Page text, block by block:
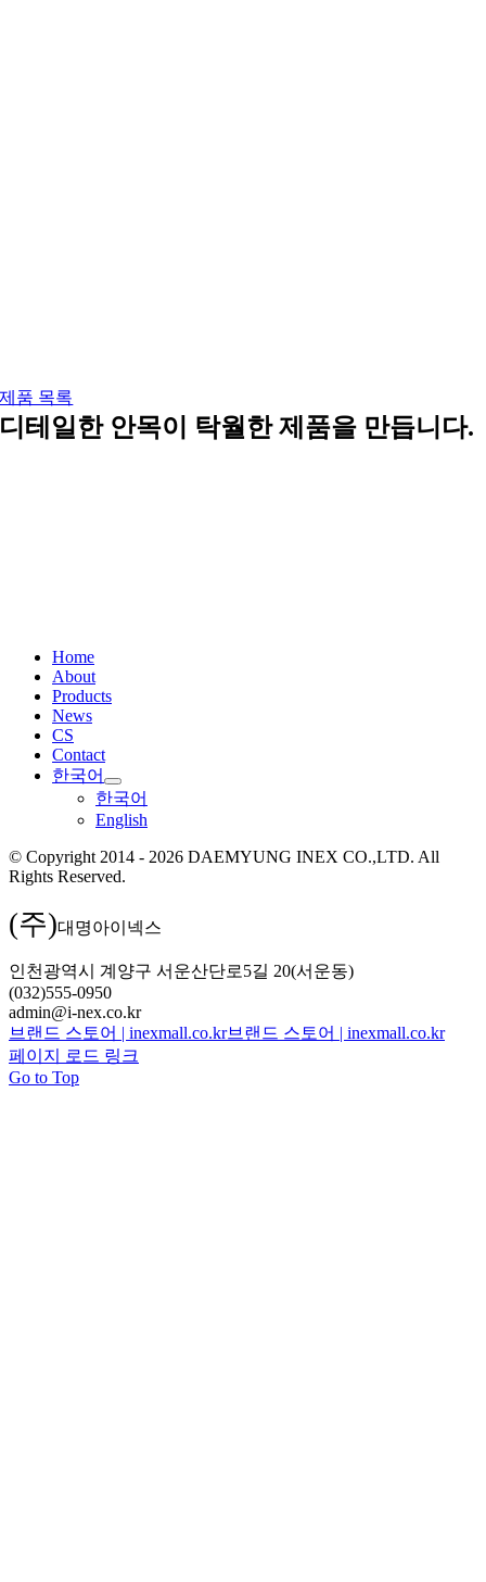
제품 목록
디테일한 안목이 탁월한 제품을 만듭니다.
Home
About
Products
News
CS
Contact
한국어
한국어
English
© Copyright 2014 - 2026 DAEMYUNG INEX CO.,LTD. All
Rights Reserved.
(주)대명아이넥스
인천광역시 계양구 서운산단로5길 20(서운동)
(032)555-0950
admin@i-nex.co.kr
브랜드 스토어 | inexmall.co.kr브랜드 스토어 | inexmall.co.kr
페이지 로드 링크
Go to Top